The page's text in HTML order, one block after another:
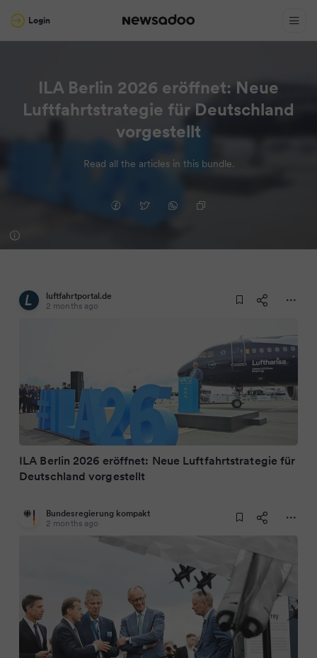
Login
ILA Berlin 2026 eröffnet: Neue
Luftfahrtstrategie für Deutschland
vorgestellt
Read all the articles in this bundle.
luftfahrtportal.de
2 months ago
ILA Berlin 2026 eröffnet: Neue Luftfahrtstrategie für
Deutschland vorgestellt
Bundesregierung kompakt
2 months ago